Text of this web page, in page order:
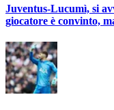
Juventus-Lucumì, si
giocatore è convinto,